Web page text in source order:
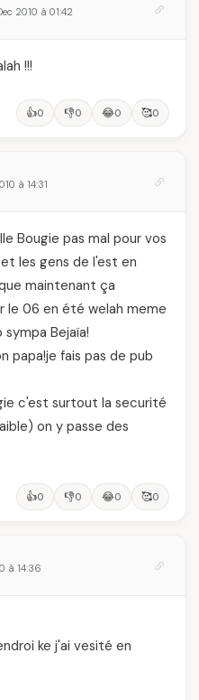
2010 à 01:42
!!!
👍0 👎0 😂0 🥰0
à 14:31
Bougie pas mal pour vos
les gens de l'est en
maintenant ça
le 06 en été welah meme
Bejaïa!
papa!je fais pas de pub
c'est surtout la securité
on y passe des
👍0 👎0 😂0 🥰0
à 14:36
ke j'ai vesité en